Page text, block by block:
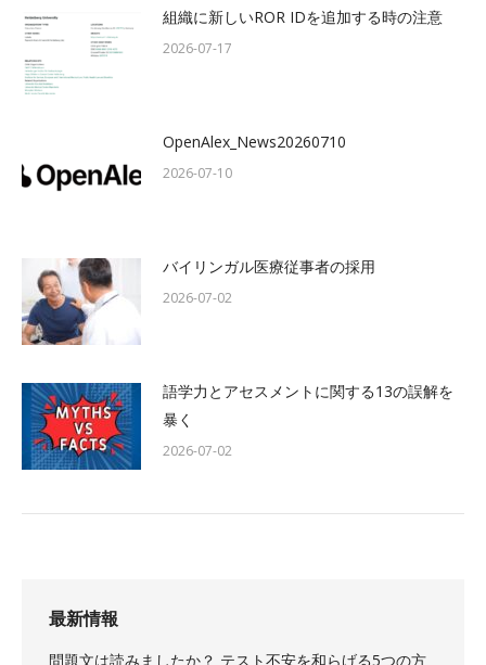
組織に新しいROR IDを追加する時の注意
2026-07-17
OpenAlex_News20260710
2026-07-10
バイリンガル医療従事者の採用
2026-07-02
語学力とアセスメントに関する13の誤解を
暴く
2026-07-02
最新情報
問題文は読みましたか？ テスト不安を和らげる5つの方